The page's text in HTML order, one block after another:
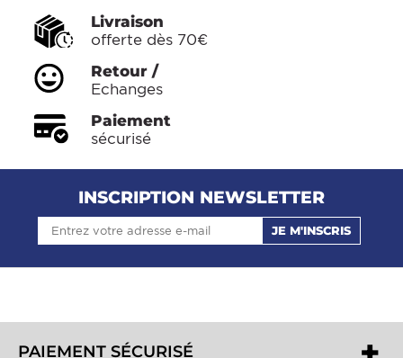
Livraison
offerte dès 70€
Retour /
Echanges
Paiement
sécurisé
INSCRIPTION NEWSLETTER
JE M'INSCRIS
PAIEMENT SÉCURISÉ